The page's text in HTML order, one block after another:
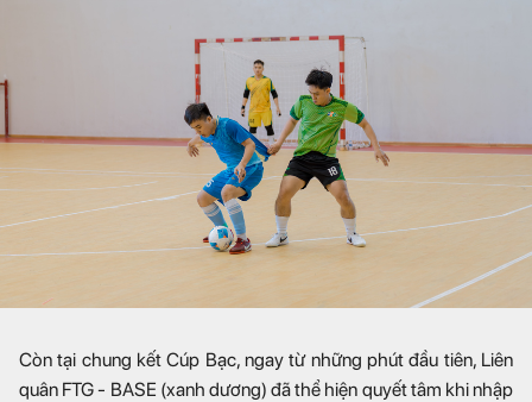
Còn tại chung kết Cúp Bạc, ngay từ những phút đầu tiên, Liên
quân FTG - BASE (xanh dương) đã thể hiện quyết tâm khi nhập